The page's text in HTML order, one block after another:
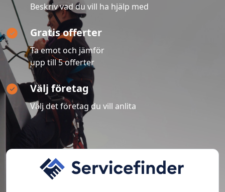
Beskriv vad du vill ha hjälp med
Gratis offerter
Ta emot och jämför
upp till 5 offerter
Välj företag
Välj det företag du vill anlita